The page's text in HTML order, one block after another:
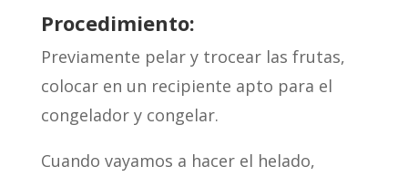
Procedimiento:
Previamente pelar y trocear las frutas,
colocar en un recipiente apto para el
congelador y congelar.
Cuando vayamos a hacer el helado,